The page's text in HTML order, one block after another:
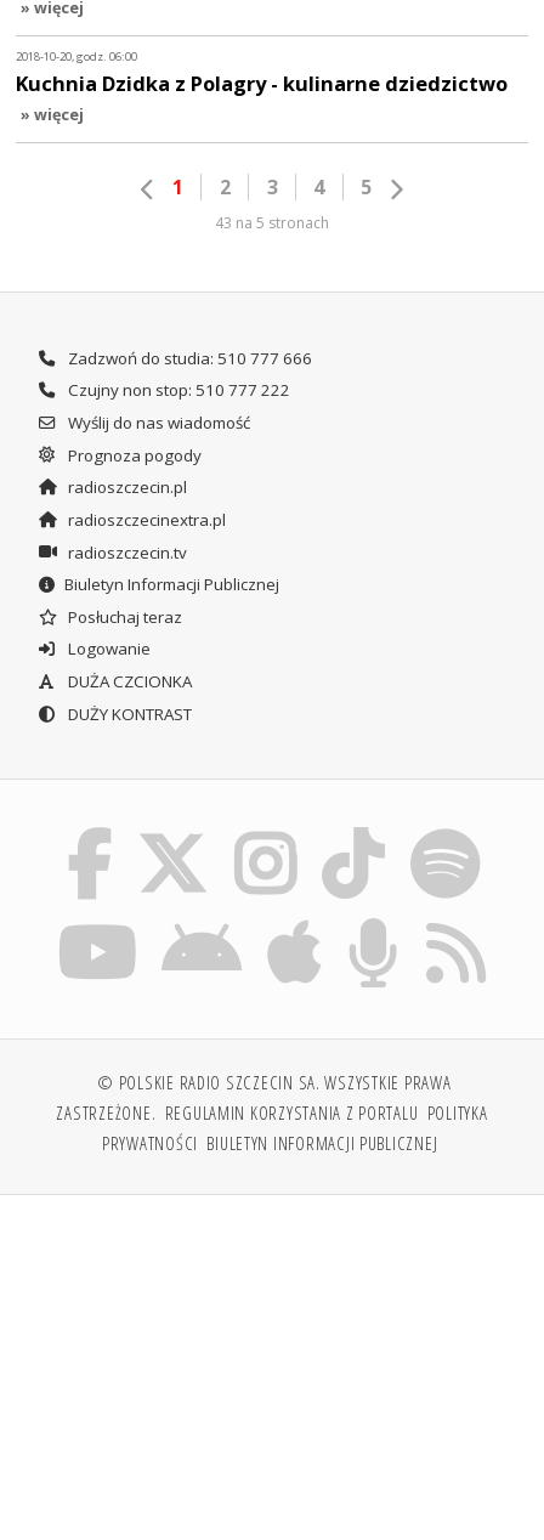
» więcej
2018-10-20, godz. 06:00
Kuchnia Dzidka z Polagry - kulinarne dziedzictwo
» więcej
1 2 3 4 5
43 na 5 stronach
Zadzwoń do studia: 510 777 666
Czujny non stop: 510 777 222
Wyślij do nas wiadomość
Prognoza pogody
radioszczecin.pl
radioszczecinextra.pl
radioszczecin.tv
Biuletyn Informacji Publicznej
Posłuchaj teraz
Logowanie
DUŻA CZCIONKA
DUŻY KONTRAST
© POLSKIE RADIO SZCZECIN SA. WSZYSTKIE PRAWA
ZASTRZEŻONE. REGULAMIN KORZYSTANIA Z PORTALU POLITYKA
PRYWATNOŚCI BIULETYN INFORMACJI PUBLICZNEJ